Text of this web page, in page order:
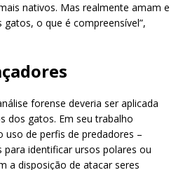
nativos. Mas realmente amam e
o que é compreensível”,
forense deveria ser aplicada
dos gatos. Em seu trabalho
uso de perfis de predadores –
identificar ursos polares ou
a disposição de atacar seres